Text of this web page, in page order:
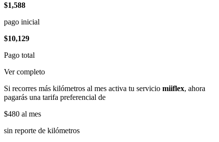
$1,588
pago inicial
$10,129
Pago total
Ver completo
Si recorres más kilómetros al mes activa tu servicio miiflex, ahora
pagarás una tarifa preferencial de
$480 al mes
sin reporte de kilómetros